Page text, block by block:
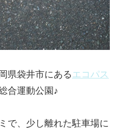
県袋井市にあるエコパス
合運動公園♪
で、少し離れた駐車場に